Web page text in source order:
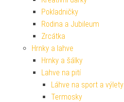
Pokladničky
Rodina a Jubileum
Zrcátka
Hrnky a lahve
Hrnky a šálky
Lahve na pití
Láhve na sport a výlety
Termosky